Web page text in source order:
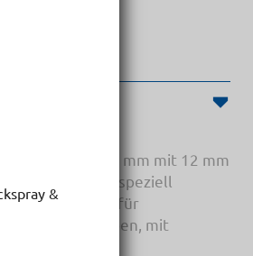
&
100 mm mit 12 mm
speziell
Untergründe, für
und Latexfarben, mit